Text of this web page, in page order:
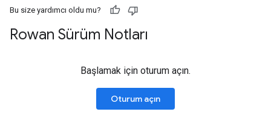
Bu size yardımcı oldu mu?
Rowan Sürüm Notları
Başlamak için oturum açın.
Oturum açın